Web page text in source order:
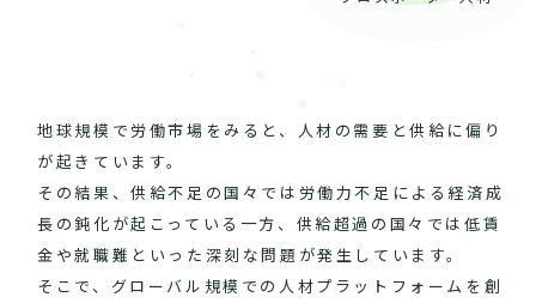
地球規模で労働市場をみると、人材の需要と供給に偏り
が起きています。
その結果、供給不足の国々では労働力不足による経済成
長の鈍化が起こっている一方、供給超過の国々では低賃
金や就職難といった深刻な問題が発生しています。
そこで、グローバル規模での人材プラットフォームを創